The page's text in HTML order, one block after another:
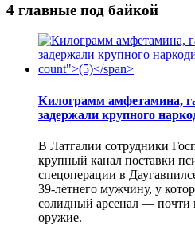
4 главные под байкой
Килограмм амфетамина,
задержали крупного
В Латгалии сотрудники
крупный канал поставки
спецоперации в
39-летнего мужчину, у
солидный арсенал — почти
оружие.